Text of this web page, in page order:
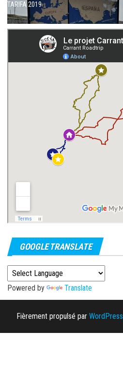
TARIFA 2019
GOOGLE TRANSLATE
Powered by Translate
Fièrement propulsé par WordPress